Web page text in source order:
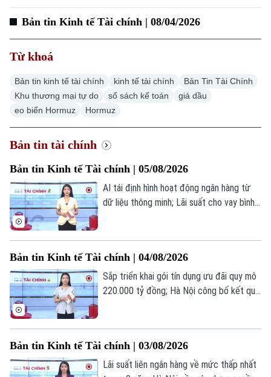
Bản tin Kinh tế Tài chính | 08/04/2026
Từ khoá
Bản tin kinh tế tài chính kinh tế tài chính
Bản Tin Tài Chính
Khu thương mại tự do
sổ sách kế toán
giá dầu
eo biển Hormuz
Hormuz
Bản tin tài chính
Bản tin Kinh tế Tài chính | 05/08/2026
AI tái định hình hoạt động ngân hàng từ
dữ liệu thông minh; Lãi suất cho vay bình
chú ý trong bản tin hôm nay.
Bản tin Kinh tế Tài chính | 04/08/2026
Sắp triển khai gói tín dụng ưu đãi quy mô
220.000 tỷ đồng; Hà Nội công bố kết quả
trong bản tin hôm nay.
Bản tin Kinh tế Tài chính | 03/08/2026
Lãi suất liên ngân hàng về mức thấp nhất